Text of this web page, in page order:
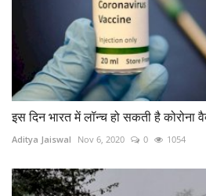
इस दिन भारत में लॉन्च हो सकती है कोरोना
Aditya Jaiswal Nov 6, 2020 0 1054